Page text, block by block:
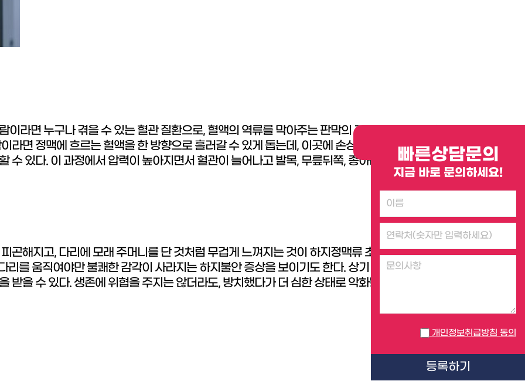
라면 누구나 겪을 수 있는 혈관 질환으로, 혈액의 역류를 막아주는 판막의 기능 이상으로 인하여
라면 정맥에 흐르는 혈액을 한 방향으로 흘러갈 수 있게 돕는데, 이곳에 손상이 생길 경우에는 심장
수 있다. 이 과정에서 압력이 높아지면서 혈관이 늘어나고 발목, 무릎뒤쪽, 종아리통증, 가려움 등의
곤해지고, 다리에 모래 주머니를 단 것처럼 무겁게 느껴지는 것이 하지정맥류 초기증상이다. 수면
를 움직여야만 불쾌한 감각이 사라지는 하지불안 증상을 보이기도 한다. 상기 증상들로 인해 깊은
받을 수 있다. 생존에 위협을 주지는 않더라도, 방치했다가 더 심한 상태로 악화될 수 있기 때문에 병
빠른상담문의
지금 바로 문의하세요!
개인정보취급방침 동의
등록하기